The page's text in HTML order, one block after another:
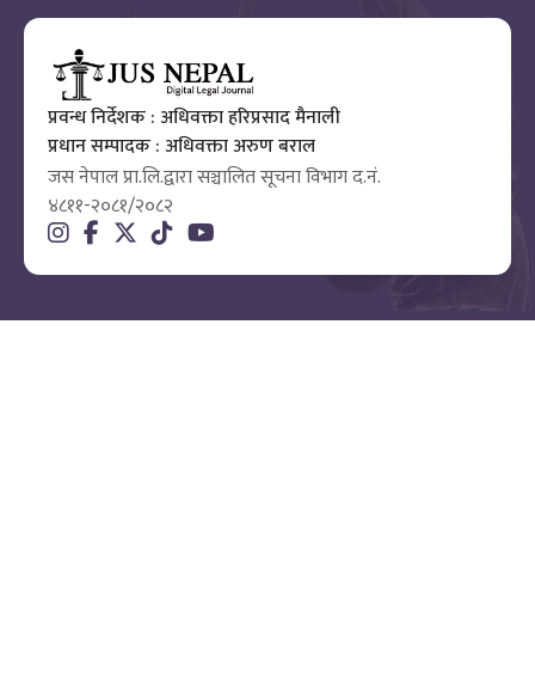
प्रवन्ध निर्देशक : अधिवक्ता हरिप्रसाद मैनाली
प्रधान सम्पादक : अधिवक्ता अरुण बराल
जस नेपाल प्रा.लि.द्वारा सञ्चालित सूचना विभाग द.नं.
४८११-२०८१/२०८२